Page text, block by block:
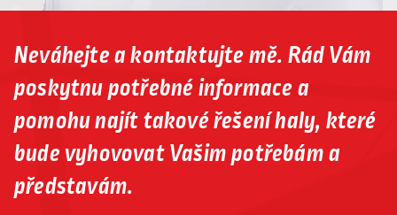
Neváhejte a kontaktujte mě. Rád Vám
poskytnu potřebné informace a
pomohu najít takové řešení haly, které
bude vyhovovat Vašim potřebám a
představám.